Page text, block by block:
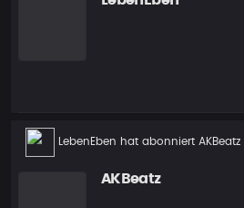
LebenEben hat abonniert AKBeatz
AKBeatz